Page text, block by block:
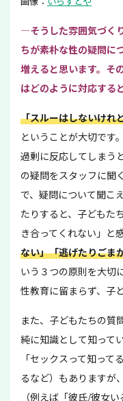
—そうした雰囲気づく
ちが素朴な性の疑問に
増えると思います。そ
はどのように対応する
「スルーはしないけれ
ということが大切です
過剰に反応してしまう
の疑問をスタッフに聞
で、疑問について聞こ
たりすると、子どもた
き合ってくれない」と
ない」「逃げたりごま
いう３つの原則を大切
性教育に留まらず、子
また、子どもたちの質
純に知識として知って
「セックスって知っ
るなど）もありますが
（例えば「彼氏/彼女